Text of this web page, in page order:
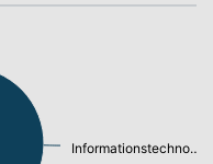
Informationstechnologie/ Telekommunikation: 50,14%